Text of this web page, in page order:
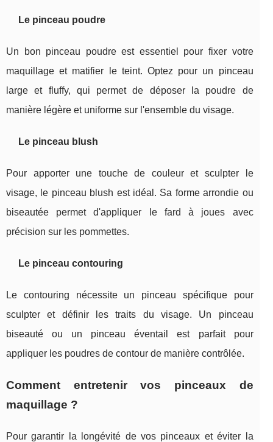
Le pinceau poudre
Un bon pinceau poudre est essentiel pour fixer votre
maquillage et matifier le teint. Optez pour un pinceau
large et fluffy, qui permet de déposer la poudre de
manière légère et uniforme sur l'ensemble du visage.
Le pinceau blush
Pour apporter une touche de couleur et sculpter le
visage, le pinceau blush est idéal. Sa forme arrondie ou
biseautée permet d'appliquer le fard à joues avec
précision sur les pommettes.
Le pinceau contouring
Le contouring nécessite un pinceau spécifique pour
sculpter et définir les traits du visage. Un pinceau
biseauté ou un pinceau éventail est parfait pour
appliquer les poudres de contour de manière contrôlée.
Comment entretenir vos pinceaux de
maquillage ?
Pour garantir la longévité de vos pinceaux et éviter la